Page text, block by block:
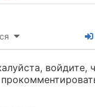
войдите,